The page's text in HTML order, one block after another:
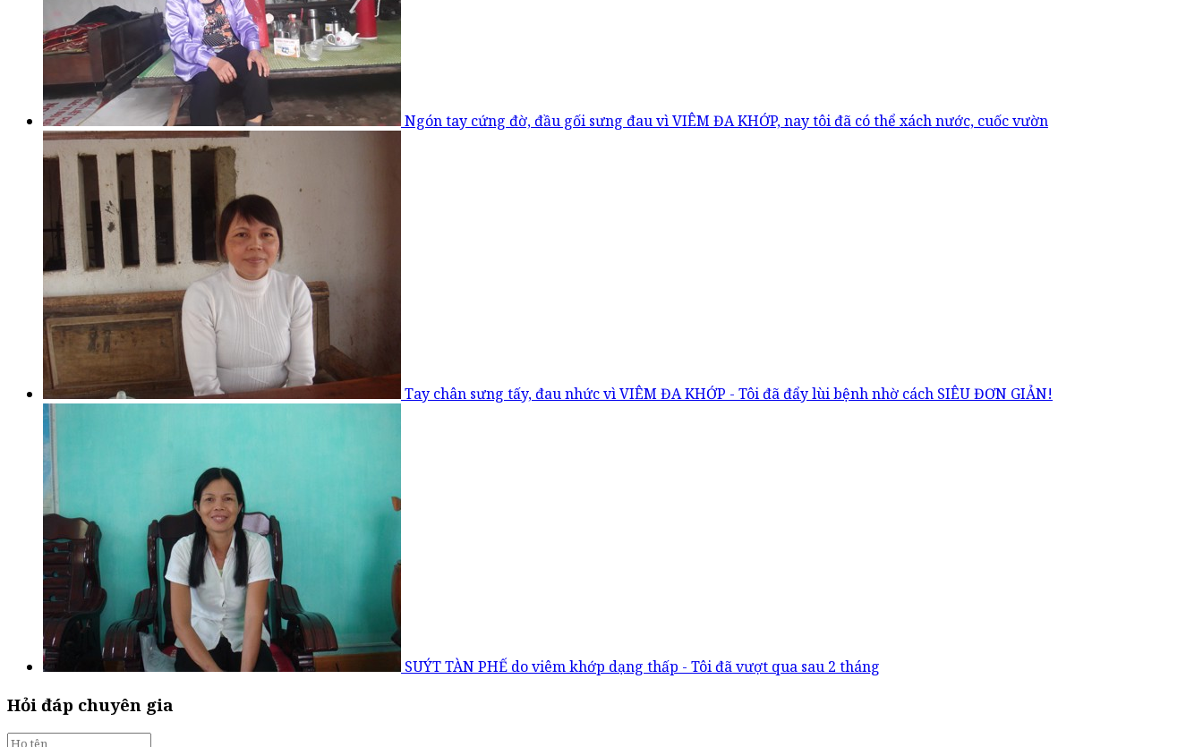
Ngón tay cứng đờ, đầu gối sưng đau vì VIÊM ĐA KHỚP, nay tôi đã có thể xách nước, cuốc vườn
Tay chân sưng tấy, đau nhức vì VIÊM ĐA KHỚP - Tôi đã đẩy lùi bệnh nhờ cách SIÊU ĐƠN GIẢN!
SUÝT TÀN PHẾ do viêm khớp dạng thấp - Tôi đã vượt qua sau 2 tháng
Hỏi đáp chuyên gia